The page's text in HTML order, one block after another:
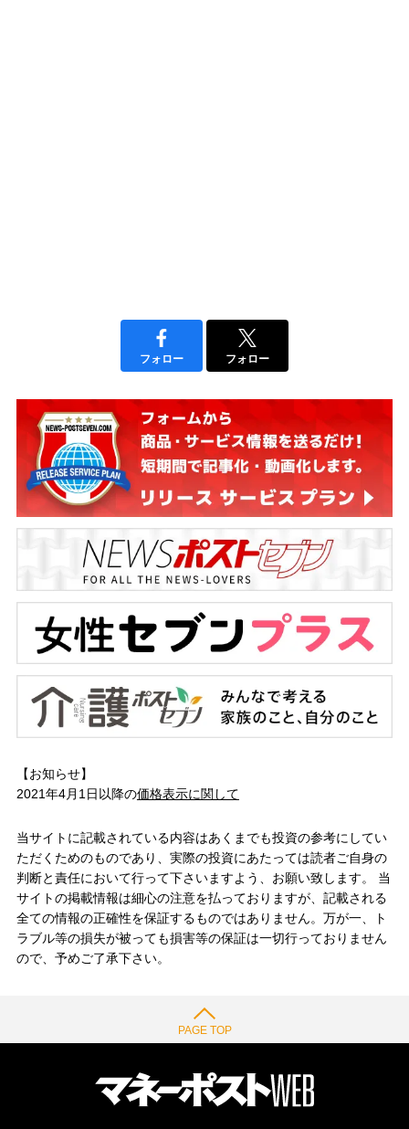
フォロー フォロー
【お知らせ】
2021年4月1日以降の価格表示に関して
当サイトに記載されている内容はあくまでも投資の参考にしてい
ただくためのものであり、実際の投資にあたっては読者ご自身の
判断と責任において行って下さいますよう、お願い致します。 当
サイトの掲載情報は細心の注意を払っておりますが、記載される
全ての情報の正確性を保証するものではありません。万が一、ト
ラブル等の損失が被っても損害等の保証は一切行っておりません
ので、予めご了承下さい。
PAGE TOP